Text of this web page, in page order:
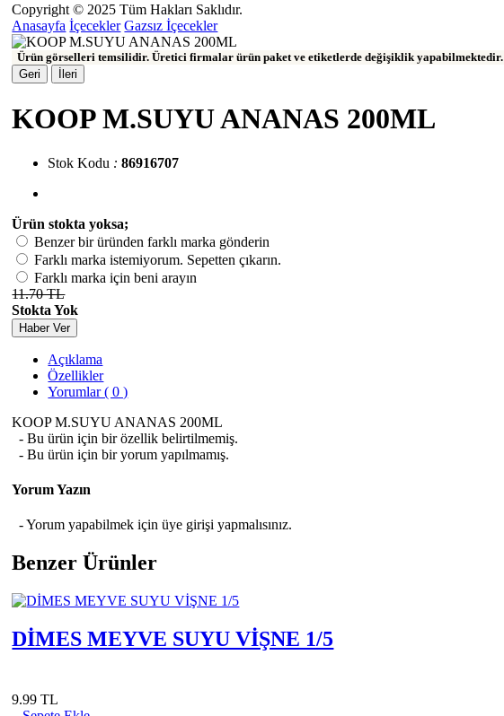
Copyright © 2025 Tüm Hakları Saklıdır.
Anasayfa İçecekler Gazsız İçecekler
Ürün görselleri temsilidir. Üretici firmalar ürün paket ve etiketlerde değişiklik yapabilmektedir.
Geri
İleri
KOOP M.SUYU ANANAS 200ML
Stok Kodu : 86916707
Ürün stokta yoksa;
Benzer bir üründen farklı marka gönderin
Farklı marka istemiyorum. Sepetten çıkarın.
Farklı marka için beni arayın
11.70 TL
Stokta Yok
Haber Ver
Açıklama
Özellikler
Yorumlar ( 0 )
KOOP M.SUYU ANANAS 200ML
- Bu ürün için bir özellik belirtilmemiş.
- Bu ürün için bir yorum yapılmamış.
Yorum Yazın
- Yorum yapabilmek için üye girişi yapmalısınız.
Benzer Ürünler
DİMES MEYVE SUYU VİŞNE 1/5
9.99 TL